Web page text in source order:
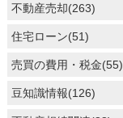
不動産売却(263)
住宅ローン(51)
売買の費用・税金(55)
豆知識情報(126)